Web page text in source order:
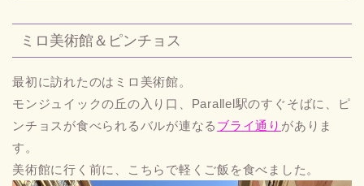
ミロ美術館＆ピンチョス
最初に訪れたのはミロ美術館。
モンジュイックの丘の入り口、Parallel駅のすぐそばに、ピ
ンチョスが食べられるバルが連なる ブライ通り がありま
す。
美術館に行く前に、こちらで軽くご飯を食べました。